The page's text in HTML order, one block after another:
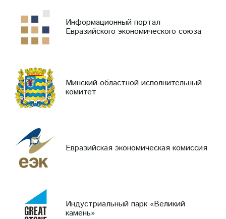
Информационный портал
Евразийского экономического союза
Минский областной исполнительный
комитет
Евразийская экономическая комиссия
Индустриальный парк «Великий
камень»